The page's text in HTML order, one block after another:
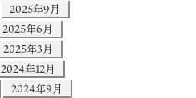
2025年9月
2025年6月
2025年3月
2024年12月
2024年9月